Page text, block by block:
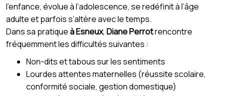
l’enfance, évolue à l’adolescence, se redéfinit à l’âge
adulte et parfois s’altère avec le temps.
Dans sa pratiqueà Esneux, Diane Perrotrencontre
fréquemment les difficultés suivantes :
Non-dits et tabous sur les sentiments
Lourdes attentes maternelles (réussite scolaire,
conformité sociale, gestion domestique)